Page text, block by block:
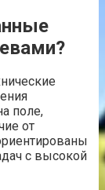
поле,
от
с высокой